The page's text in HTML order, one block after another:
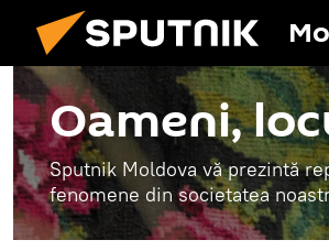
Oameni,
Sputnik Moldova vă prezintă
fenomene din societatea